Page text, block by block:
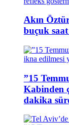
Akın
buçuk
”15
Kabinden
dakika